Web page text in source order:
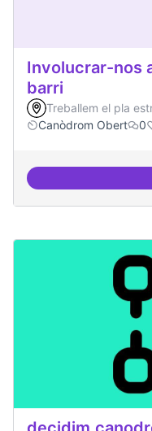
Involucrar-nos
barri
Treballem el pla
Canòdrom Obert
0